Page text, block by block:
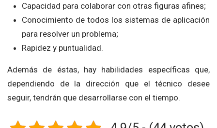
Capacidad para colaborar con otras figuras afines;
Conocimiento de todos los sistemas de aplicación
para resolver un problema;
Rapidez y puntualidad.
Además de éstas, hay habilidades específicas que,
dependiendo de la dirección que el técnico desee
seguir, tendrán que desarrollarse con el tiempo.